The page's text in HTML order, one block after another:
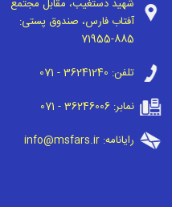
شهید دستغیب، مقابل مجتمع
آفتاب فارس، صندوق پستی:
71955-885
تلفن: 071 - 36241240
نمابر:071 - 36246006
رایانامه:info@msfars.ir